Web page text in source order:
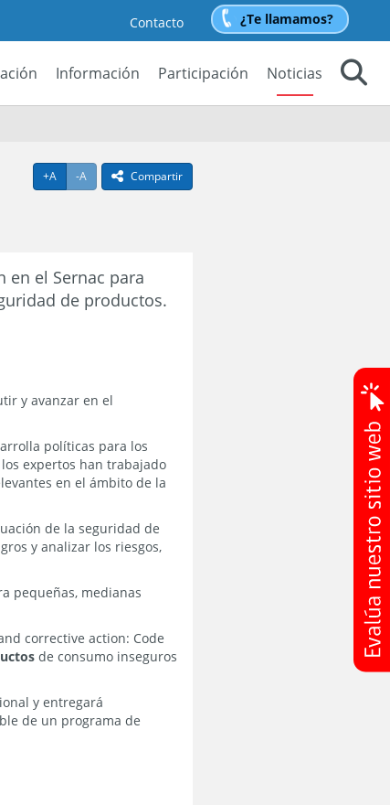
Contacto ¿Te llamamos?
Información Participación
Noticias
+A Agrandar texto
-A Achicar textoicono compartir
Compartir
en el Sernac para
de productos.
y avanzar en el
políticas para los
expertos han trabajado
en el ámbito de la
de la seguridad de
y analizar los riesgos,
pequeñas, medianas
corrective action: Code
de consumo inseguros
y entregará
de un programa de